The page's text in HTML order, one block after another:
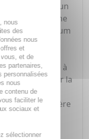
3% 30 ml est un
apporter une
peau. Ce sérum
une
sa capacité à
de repulper la
signes de
sa texture légère
et
éclatante.¿
nous
des
nous
et
et de
partenaires,
personnalisées
nous
contenu de
faciliter le
sociaux et
sélectionner